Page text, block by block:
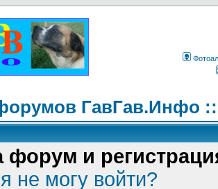
ГавГав.Инфо
форум и
не могу войти?